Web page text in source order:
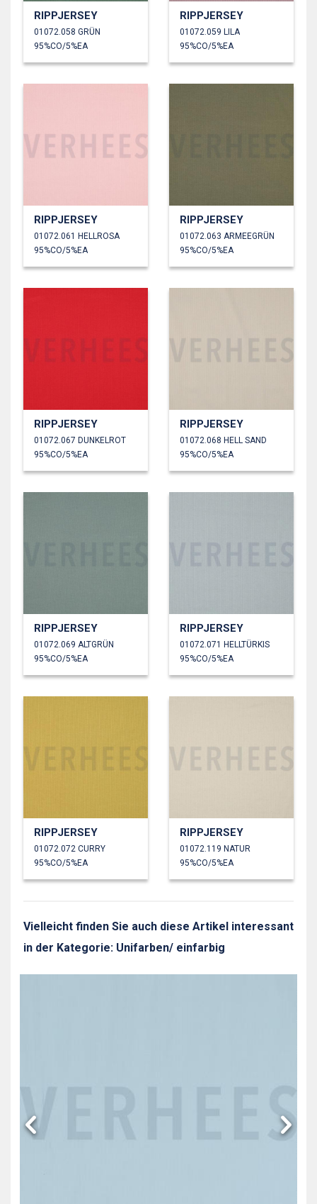
RIPPJERSEY
01072.058 GRÜN
95%CO/5%EA
RIPPJERSEY
01072.059 LILA
95%CO/5%EA
RIPPJERSEY
01072.061 HELLROSA
95%CO/5%EA
RIPPJERSEY
01072.063 ARMEEGRÜN
95%CO/5%EA
RIPPJERSEY
01072.067 DUNKELROT
95%CO/5%EA
RIPPJERSEY
01072.068 HELL SAND
95%CO/5%EA
RIPPJERSEY
01072.069 ALTGRÜN
95%CO/5%EA
RIPPJERSEY
01072.071 HELLTÜRKIS
95%CO/5%EA
RIPPJERSEY
01072.072 CURRY
95%CO/5%EA
RIPPJERSEY
01072.119 NATUR
95%CO/5%EA
Vielleicht finden Sie auch diese Artikel interessant
in der Kategorie: Unifarben/ einfarbig